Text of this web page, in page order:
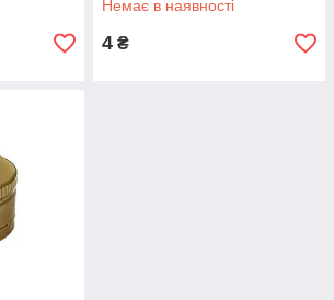
Немає в наявності
4 ₴